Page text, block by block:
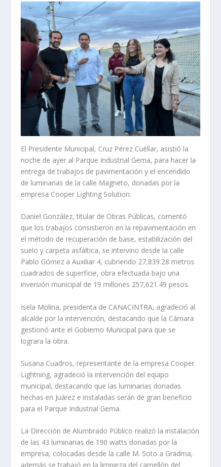
El Presidente Municipal, Cruz Pérez Cuéllar, asistió la
noche de ayer al Parque Industrial Gema, para hacer la
entrega de trabajos de pavimentación y el encendido
de luminarias de la calle Magneto, donadas por la
empresa Cooper Lighting Solution.
Daniel González, titular de Obras Públicas, comentó
que los trabajos consistieron en la repavimentación en
el método de recuperación de base, estabilización del
suelo y carpeta asfáltica, se intervino desde la calle
Pablo Gómez a Auxiliar 4, cubriendo 27,839.28 metros
cuadrados de superficie, obra efectuada bajo una
inversión municipal de 19 millones 257,621.49 pesos.
Isela Molina, presidenta de CANACINTRA, agradeció al
alcalde por la intervención, destacando que la Cámara
gestionó ante el Gobierno Municipal para que se
lograra la obra.
Susana Cuadros, representante de la empresa Cooper
Lightning, agradeció la intervención del equipo
municipal, destacando que las luminarias donadas
hechas en Juárez e instaladas serán de gran beneficio
para el Parque Industrial Gema.
La Dirección de Alumbrado Público realizó la instalación
de las 43 luminarias de 190 watts donadas por la
empresa, colocadas desde la calle M. Soto a Gradma,
además se trabajó en la limpieza del camellón del